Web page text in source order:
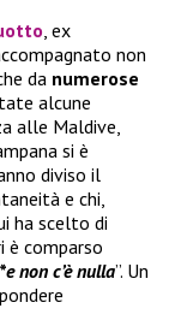
, ex
non
da numerose
alcune
alle Maldive,
si è
diviso il
e chi,
ha scelto di
è comparso
non c’è nulla”. Un